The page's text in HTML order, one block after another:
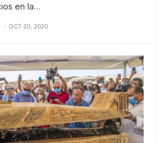
en la…
OCT 20, 2020